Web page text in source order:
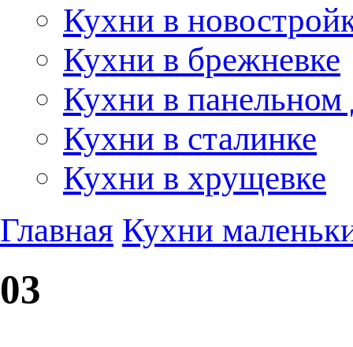
Кухни в
Кухни в брежневке
Кухни в панельном
Кухни в сталинке
Кухни в хрущевке
Главная Кухни
03